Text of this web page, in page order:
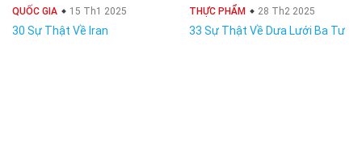
QUỐC GIA 15 Th1 2025
30 Sự Thật Về Iran
THỰC PHẨM 28 Th2 2025
33 Sự Thật Về Dưa Lưới Ba Tư